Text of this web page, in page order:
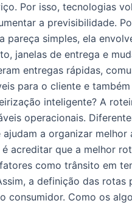
Por isso, tecnologias
a previsibilidade.
simples, ela
janelas de entrega e
entregas rápidas,
para o cliente e
inteligente? A
operacionais.
a organizar
acreditar que a melhor
como trânsito em
a definição das rotas
Como os